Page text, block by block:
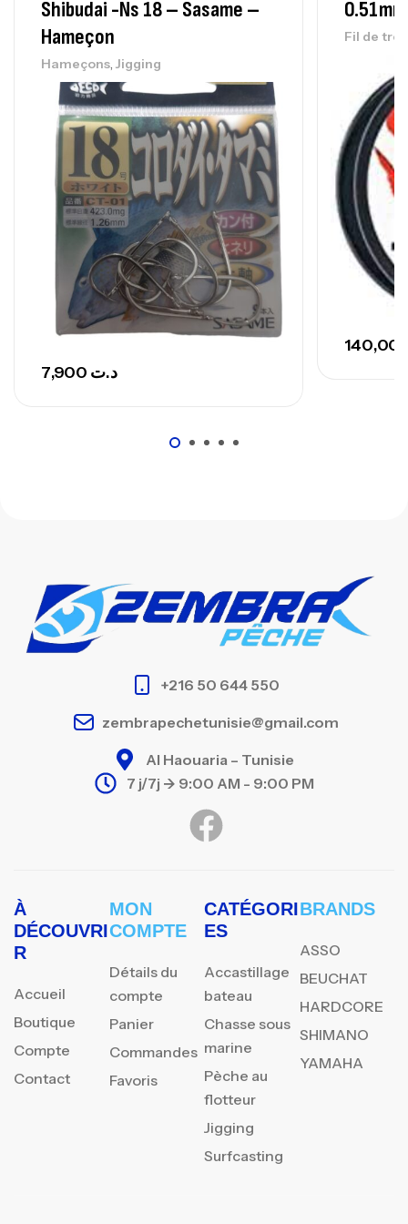
د.ت 768,000
Canne Sunset Secret Cove 420 Cm 100
– 300 G
Cannes,Surfcasting
د.ت
د.ت673,000
Shibudai -ns 18 – Sasame –
Hameçon
Hameçons, Jigging
د.ت
Fil de
+216 50 644 550
zembrapechetunisie@gmail.com
Al Haouaria – Tunisie
7 j/7j -> 9:00 AM - 9:00 PM
À
DÉCOUVRI
R
Accueil
Boutique
Compte
Contact
MON
COMPTE
Détails du
compte
Panier
Commandes
Favoris
CATÉGORI
ES
Accastillage
bateau
Chasse sous
marine
Pèche au
flotteur
Jigging
Surfcasting
BRANDS
ASSO
BEUCHAT
HARDCORE
SHIMANO
YAMAHA